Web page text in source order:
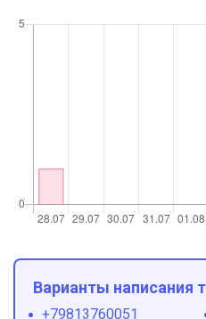
Варианты написания
+79813760051